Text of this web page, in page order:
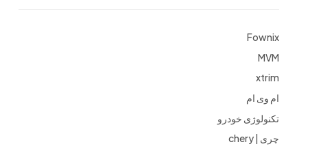
Fownix
MVM
xtrim
ام وی ام
تکنولوژی خودرو
چری | chery